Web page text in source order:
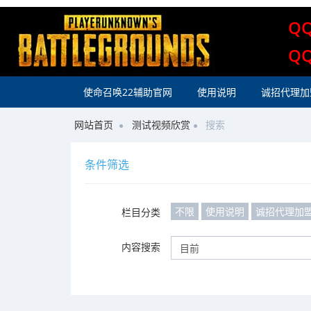
使命召唤22辅助官网 使用说明 诚招代理
网站首页 测试视频欣赏 搜索
条件筛选
栏目分类 不限 使用说明 诚招代理加
内容搜索